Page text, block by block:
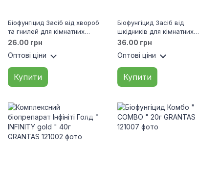
Біофунгіцид Засіб від хвороб
та гнилей для кімнатних
рослин 20г ENZIM
26.00 грн
Оптові ціни
Купити
Біофунгіцид Засіб від
шкідників для кімнатних
рослин 10мл ENZIM
36.00 грн
Оптові ціни
Купити